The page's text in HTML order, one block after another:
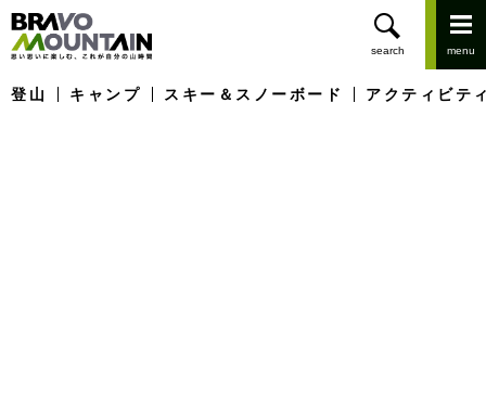
登山 キャンプ スキー＆スノーボード アクティビテ